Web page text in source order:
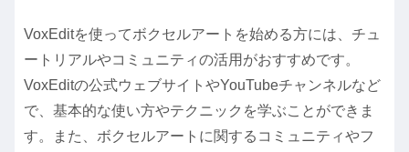
VoxEditを使ってボクセルアートを始める方には、チュ
ートリアルやコミュニティの活用がおすすめです。
VoxEditの公式ウェブサイトやYouTubeチャンネルなど
で、基本的な使い方やテクニックを学ぶことができま
す。また、ボクセルアートに関するコミュニティやフ